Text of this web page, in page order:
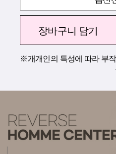
장바구니 담기
※개개인의 특성에 따라 부